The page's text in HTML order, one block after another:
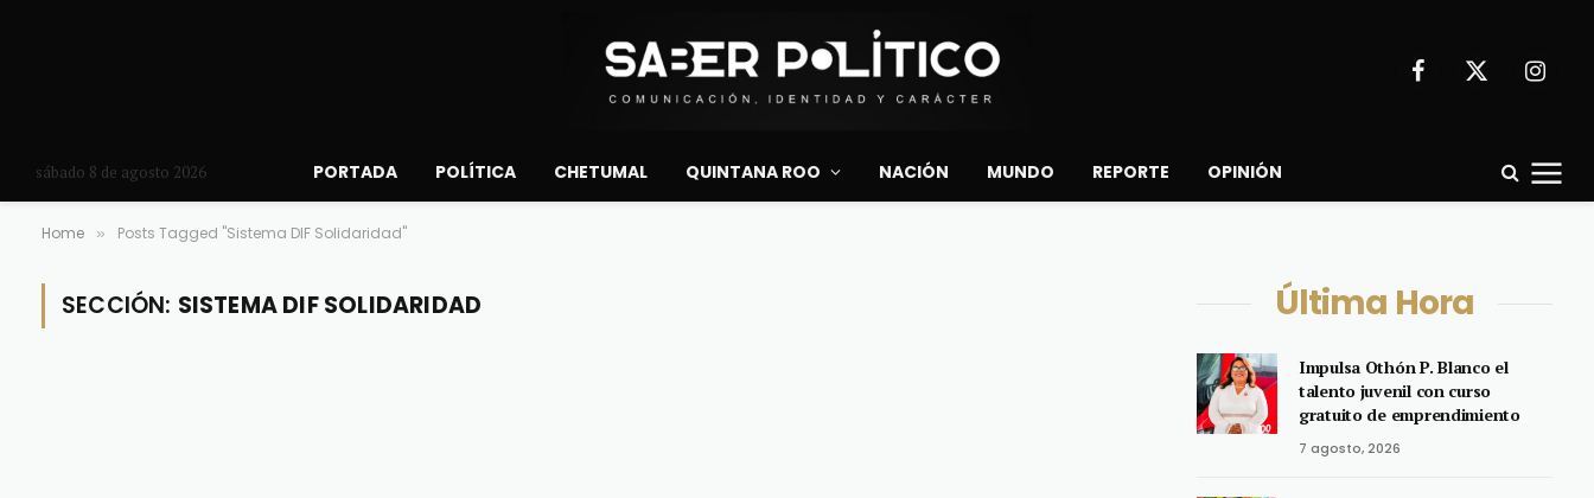
Facebook
X
sábado 8 de agosto 2026 PORTADA POLÍTICA CHETUMAL QUINTANA ROO NACIÓN MUNDO REPORTE OPINIÓN
Home » Posts Tagged "Sistema DIF Solidaridad"
SECCIÓN: SISTEMA DIF SOLIDARIDAD Última Hora
Impulsa Othón P. Blanco el
talento juvenil con curso
gratuito de emprendimiento
7 agosto, 2026